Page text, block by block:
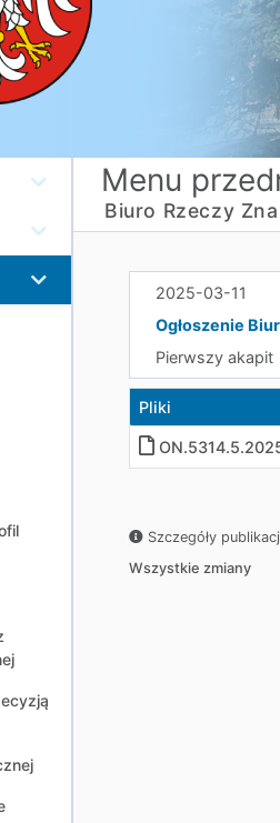
Menu
Biuro Rzeczy
2025-03-11
Ogłoszenie
Pierwszy akapit
Pliki
Szczegóły
Wszystkie zmiany